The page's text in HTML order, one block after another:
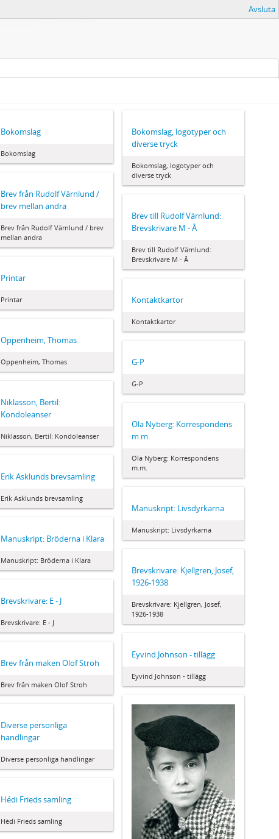
Avsluta
Bokomslag
Bokomslag
Bokomslag, logotyper och
diverse tryck
Bokomslag, logotyper och
diverse tryck
Brev från Rudolf Värnlund /
brev mellan andra
Brev från Rudolf Värnlund / brev
mellan andra
Brev till Rudolf Värnlund:
Brevskrivare M - Å
Brev till Rudolf Värnlund:
Brevskrivare M - Å
Printar
Printar Kontaktkartor
Kontaktkartor
Oppenheim, Thomas
Oppenheim, Thomas G-P
G-P
Niklasson, Bertil:
Kondoleanser
Niklasson, Bertil: Kondoleanser
Ola Nyberg: Korrespondens
m.m.
Ola Nyberg: Korrespondens
m.m.
Erik Asklunds brevsamling
Erik Asklunds brevsamling
Manuskript: Livsdyrkarna
Manuskript: Livsdyrkarna
Manuskript: Bröderna i Klara
Manuskript: Bröderna i Klara
Brevskrivare: Kjellgren, Josef,
1926-1938
Brevskrivare: Kjellgren, Josef,
1926-1938
Brevskrivare: E - J
Brevskrivare: E - J
Eyvind Johnson - tillägg
Eyvind Johnson - tillägg
Brev från maken Olof Stroh
Brev från maken Olof Stroh
Diverse personliga
handlingar
Diverse personliga handlingar
Hédi Frieds samling
Hédi Frieds samling